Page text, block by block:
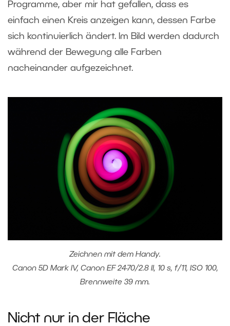
Programme, aber mir hat gefallen, dass es
einfach einen Kreis anzeigen kann, dessen Farbe
sich kontinuierlich ändert. Im Bild werden dadurch
während der Bewegung alle Farben
nacheinander aufgezeichnet.
Zeichnen mit dem Handy.
Canon 5D Mark IV, Canon EF 24-70/2.8 II, 10 s, f/11, ISO 100,
Brennweite 39 mm.
Nicht nur in der Fläche